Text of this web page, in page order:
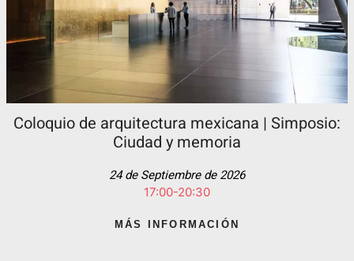
Coloquio de arquitectura mexicana | Simposio:
Ciudad y memoria
24 de Septiembre de 2026
17:00-20:30
MÁS INFORMACIÓN